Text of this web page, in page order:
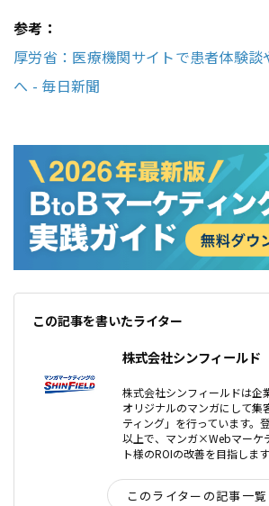
参考：
厚労省：医療機関サイトで患者体験
へ - 毎日新聞
この記事を書いたライター
株式会社シンフィールド
株式会社シンフィールドは企
オリジナルのマンガにして集
ティング」を行っています。
以上で、マンガ×Webマーケ
ト様のROIの改善を目指し
このライターの記事一覧